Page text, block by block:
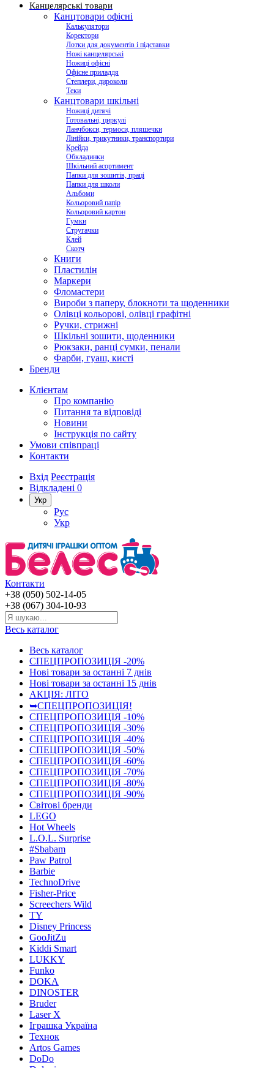
Канцелярські товари
Канцтовари офісні
Калькулятори
Коректори
Лотки для документів і підставки
Ножі канцелярські
Ножиці офісні
Офісне приладдя
Степлери, дироколи
Теки
Канцтовари шкільні
Ножиці дитячі
Готовальні, циркулі
Ланчбокси, термоси, пляшечки
Лінійки, трикутники, транспортири
Крейда
Обкладинки
Шкільний асортимент
Папки для зошитів, праці
Папки для школи
Альбоми
Кольоровий папір
Кольоровий картон
Гумки
Стругачки
Клей
Скотч
Книги
Пластилін
Маркери
Фломастери
Вироби з паперу, блокноти та щоденники
Олівці кольорові, олівці графітні
Ручки, стрижні
Шкільні зошити, щоденники
Рюкзаки, ранці сумки, пенали
Фарби, гуаш, кисті
Бренди
Клієнтам
Про компанію
Питання та відповіді
Новини
Інструкція по сайту
Умови співпраці
Контакти
Вхід Реєстрація
Відкладені 0
Укр
Рус
Укр
Контакти
+38 (050) 502-14-05
+38 (067) 304-10-93
Весь каталог
Весь каталог
СПЕЦПРОПОЗИЦІЯ -20%
Нові товари за останнi 7 днiв
Нові товари за останнi 15 днiв
АКЦІЯ: ЛІТО
➥СПЕЦПРОПОЗИЦІЯ!
СПЕЦПРОПОЗИЦІЯ -10%
СПЕЦПРОПОЗИЦІЯ -30%
СПЕЦПРОПОЗИЦІЯ -40%
СПЕЦПРОПОЗИЦІЯ -50%
СПЕЦПРОПОЗИЦІЯ -60%
СПЕЦПРОПОЗИЦІЯ -70%
СПЕЦПРОПОЗИЦІЯ -80%
СПЕЦПРОПОЗИЦІЯ -90%
Світові бренди
LEGO
Hot Wheels
L.O.L. Surprise
#Sbabam
Paw Patrol
Barbie
TechnoDrive
Fisher-Price
Screechers Wild
TY
Disney Princess
GooJitZu
Kiddi Smart
LUKKY
Funko
DOKA
DINOSTER
Bruder
Laser X
Іграшка Україна
Технок
Artos Games
DoDo